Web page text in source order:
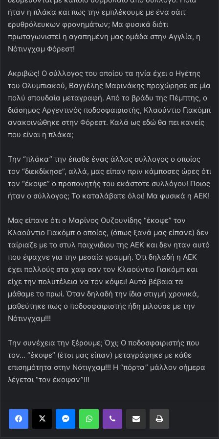
ήταν η πλάκα και πως την εμπλέκουμε με ένα σάιτ
ερυθρόλευκων φρονημάτων; Μα φυσικά διότι
πρωταγωνιστεί η αγαπημένη μας ομάδα στην Αγγλία, η
Νότινγχαμ Φόρεστ!
Ακριβώς! Ο σύλλογος του οποίου τα ηνία έχει ο Ηγέτης
του Ολυμπιακού, Βαγγέλης Μαρινάκης προχώρησε σε μία
πολύ σπουδαία μεταγραφή. Από το βράδυ της Πέμπτης, ο
διάσημος Αργεντινός ποδοσφαιριστής, Κλαούντιο Γιακόμπ
ανακοινώθηκε στην Φόρεστ. Καλά ως εδώ θα πει κανείς
που είναι η πλάκα;
Την “πλάκα” την έπαθε ένας άλλος σύλλογος ο οποίος
τον “διεκδίκησε”, αλλά, μας είπαν πριν κάμποσες ώρες ότι
τον “έκοψε” ο προπονητής του εκάστοτε συλλόγου! Ποιος
ήταν ο σύλλογος; Το καταλάβατε όλοι! Μα φυσικά η ΑΕΚ!
Μας είπανε ότι ο Μαρίνος Ουζουνίδης “έκοψε” τον
Κλαούντιο Γιακόμπ ο οποίος, (όπως ξανά μας είπανε) δεν
ταίριαζε με το στυλ παιχνιδιου της ΑΕΚ και δεν ηταν αυτό
που έψαχνε για την μεσαία γραμμή. Ότι δηλαδή η ΑΕΚ
έχει πολλούς στα χαφ σαν τον Κλαούντιο Γιακόμπ και
είχε την πολυτέλεια να τον κόψει! Αυτά βέβαια τα
μάθαμε το πρωί. Όταν δηλαδή την ίδια στιγμή χρονικά,
μαθεύτηκε πως ο ποδοσφαιριστής ήδη μιλούσε με την
Νότινγχαμ!!!
Την συνέχεια την ξέρουμε; Όχι; Ο ποδοσφαιριστής που
τον… “έκοψε” (έτσι μας είπαν) μεταγράφηκε με κάθε
επισημότητα στην Νότιγχαμ!!! Η “πόρτα” μάλλον σήμερα
λέγεται “τον έκοψαν”!!!
MessengerWhatsAppViber Κοινοποίηση μέσω ηλεκτρονικού ταχυδρομείουΕκτύπωση